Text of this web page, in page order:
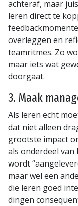
achteraf, maar
leren direct te
overleggen en
teamritmes. Zo
maar iets wat
doorgaat.
3. Maak
Als leren echt
dat niet alleen
grootste impact
als onderdeel
wordt
maar wel een
die leren goed
dingen